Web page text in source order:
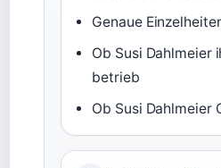
Genaue
Ob Susi Dahlmeier
betrieb
Ob Susi Dahlmeier